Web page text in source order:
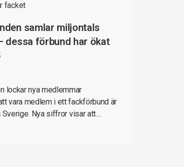
samlar miljontals
dessa förbund har ökat
lockar nya medlemmar
vara medlem i ett fackförbund är
Nya siffror visar att…